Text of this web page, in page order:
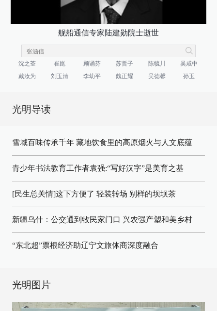
舰船通信专家陆建勋院士逝世
沈之荃 崔崑 顾诵芬 苏哲子 陈毓川
吴咸中
戴汝为
刘玉清 李幼平 魏正耀 吴德馨 孙玉
光明导读
雪域百味传承千年 藏地饮食里的高原烟火与人文底蕴
青少年书法教育工作者袁强:“写好汉字”是美育之基
[民生总关情]这下方便了 轻装转场 别样的坝坝茶
新疆乌什：公交通到牧民家门口 兴农强产塑和美乡村
“东北超”票根经济助辽宁文旅体商深度融合
光明图片